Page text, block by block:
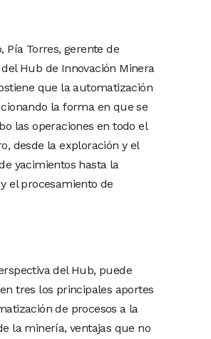
Pía Torres, gerente de
Hub de Innovación Minera
que la automatización
la forma en que se
las operaciones en todo el
desde la exploración y el
yacimientos hasta la
el procesamiento de
del Hub, puede
tres los principales aportes
de procesos a la
la minería, ventajas que no